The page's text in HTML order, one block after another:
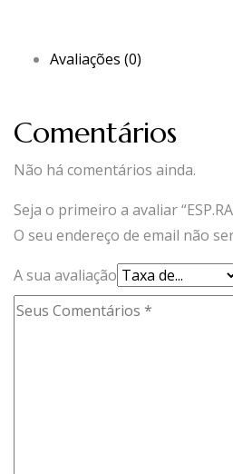
Avaliações (0)
Comentários
Não há comentários ainda.
Seja o primeiro a avaliar
O seu endereço de email não
A sua avaliação